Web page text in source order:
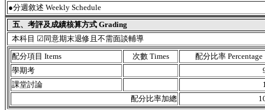
●分週敘述 Weekly Schedule
五、考評及成績核算方式 Grading
本科目 ☑同意期末退修且不需面談輔導
配分項目 Items
次數 Times
配分比率 Percentage
學期考
課堂討論
配分比率加總